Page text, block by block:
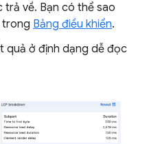
về. Bạn có thể sao
trong Bảng điều khiển.
quả ở định dạng dễ đọc